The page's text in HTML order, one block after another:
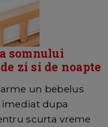
somnului
zi si de noapte
un bebelus
imediat dupa
scurta vreme